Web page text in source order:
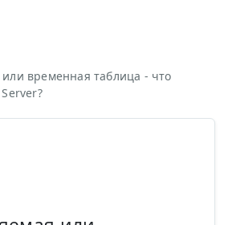
временная таблица - что